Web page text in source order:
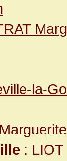
la-
: LIOT